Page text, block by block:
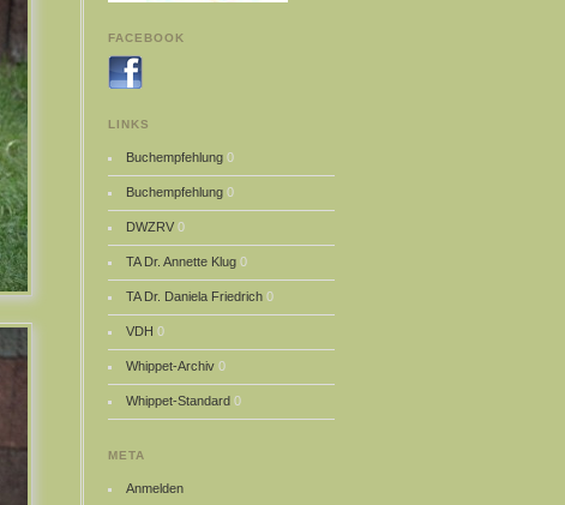
FACEBOOK
LINKS
Buchempfehlung0
Buchempfehlung0
DWZRV0
TA Dr. Annette Klug0
TA Dr. Daniela Friedrich0
VDH 0
Whippet-Archiv0
Whippet-Standard0
META
Anmelden